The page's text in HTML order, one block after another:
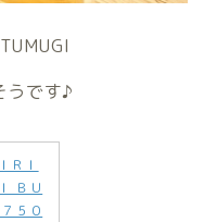
うです♪
ＲＩ
ＢＵ
５０